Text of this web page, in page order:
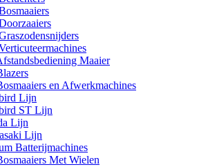
Maaier
en Afwerkmachines
Lijn
ST Lijn
Lijn
Lijn
Batterijmachines
Met Wielen